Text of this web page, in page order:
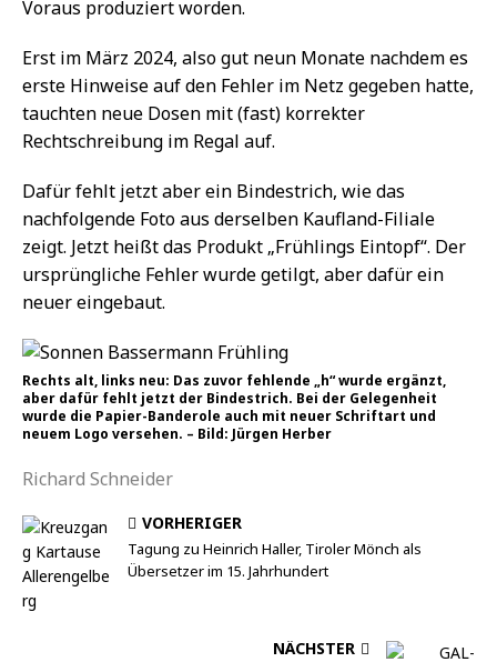
Voraus produziert worden.
Erst im März 2024, also gut neun Monate nachdem es
erste Hinweise auf den Fehler im Netz gegeben hatte,
tauchten neue Dosen mit (fast) korrekter
Rechtschreibung im Regal auf.
Dafür fehlt jetzt aber ein Bindestrich, wie das
nachfolgende Foto aus derselben Kaufland-Filiale
zeigt. Jetzt heißt das Produkt „Frühlings Eintopf“. Der
ursprüngliche Fehler wurde getilgt, aber dafür ein
neuer eingebaut.
Rechts alt, links neu: Das zuvor fehlende „h“ wurde ergänzt,
aber dafür fehlt jetzt der Bindestrich. Bei der Gelegenheit
wurde die Papier-Banderole auch mit neuer Schriftart und
neuem Logo versehen. – Bild: Jürgen Herber
Richard Schneider
VORHERIGER
Tagung zu Heinrich Haller, Tiroler Mönch als
Übersetzer im 15. Jahrhundert
NÄCHSTER